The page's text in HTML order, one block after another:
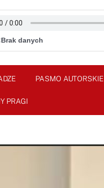
Brak danych
PASMO AUTORSKIE
PRAGI